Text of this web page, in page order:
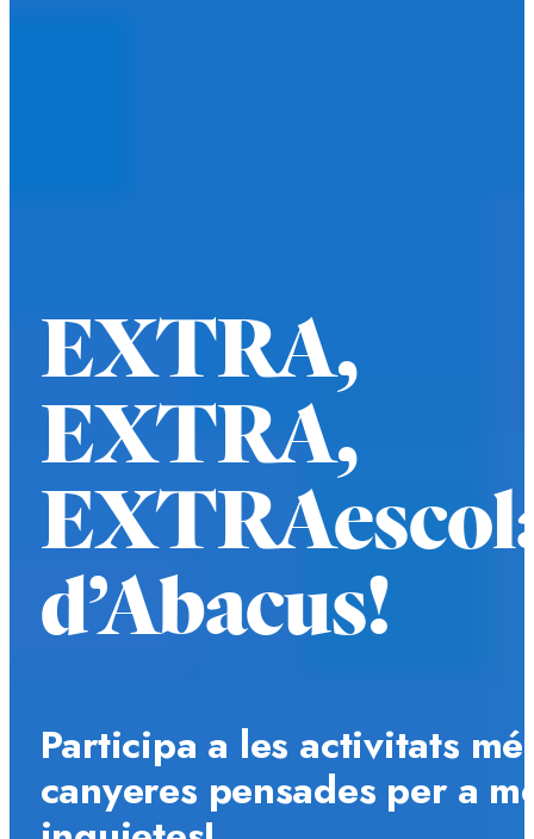
EXTRA,
EXTRA,
d’Abacus!
Participa a les activitats
canyeres pensades per a